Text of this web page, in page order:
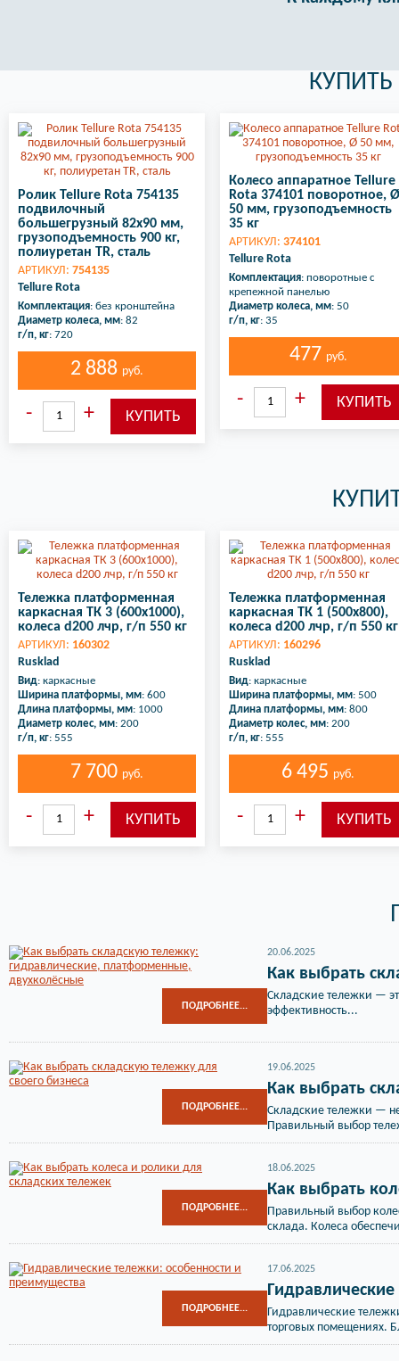
Ролик Tellure Rota 754135
подвилочный
большегрузный 82х90 мм,
грузоподъемность 900 кг,
полиуретан TR, сталь
АРТИКУЛ: 754135
Tellure Rota
Комплектация: без кронштейна
Диаметр колеса, мм: 82
г/п, кг: 720
2 888 руб.
Колесо аппаратное Tellure
Rota 374101 поворотное, Ø
50 мм, грузоподъемность
35 кг
АРТИКУЛ: 374101
Tellure Rota
Комплектация: поворотные с
крепежной панелью
Диаметр колеса, мм: 50
г/п, кг: 35
477 руб.
Тележка платформенная
каркасная ТК 3 (600х1000),
колеса d200 лчр, г/п 550 кг
АРТИКУЛ: 160302
Rusklad
Вид: каркасные
Ширина платформы, мм: 600
Длина платформы, мм: 1000
Диаметр колес, мм: 200
г/п, кг: 555
7 700 руб.
Тележка платформенная
каркасная ТК 1 (500х800),
колеса d200 лчр, г/п 550 кг
АРТИКУЛ: 160296
Rusklad
Вид: каркасные
Ширина платформы, мм: 500
Длина платформы, мм: 800
Диаметр колес, мм: 200
г/п, кг: 555
6 495 руб.
20.06.2025
Как выбрать
Складские тележки —
эффективность...
ПОДРОБНЕЕ...
19.06.2025
Как выбрать
Складские тележки —
Правильный выбор
ПОДРОБНЕЕ...
18.06.2025
Как выбрать
Правильный выбор
склада. Колеса
ПОДРОБНЕЕ...
17.06.2025
Гидравлические
торговых помещениях.
ПОДРОБНЕЕ...